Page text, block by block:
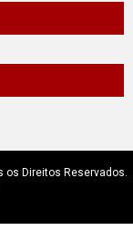
os Direitos Reservados.